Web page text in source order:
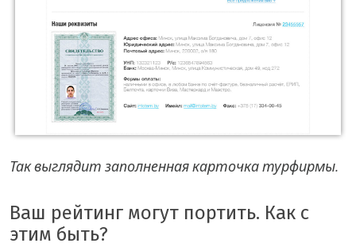
Так выглядит заполненная карточка турфирмы.
Ваш рейтинг могут портить. Как с
этим быть?